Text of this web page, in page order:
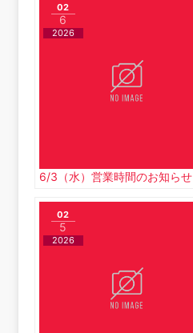
6/3（水）営業時間のお知らせ
02
6
2026
02
5
2026